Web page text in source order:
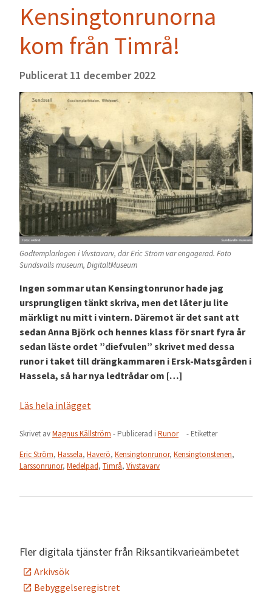
Kensingtonrunorna
kom från Timrå!
Publicerat 11 december 2022
Godtemplarlogen i Vivstavarv, där Eric Ström var engagerad. Foto
Sundsvalls museum, DigitaltMuseum
Ingen sommar utan Kensingtonrunor hade jag
ursprungligen tänkt skriva, men det låter ju lite
märkligt nu mitt i vintern. Däremot är det sant att
sedan Anna Björk och hennes klass för snart fyra år
sedan läste ordet ”diefvulen” skrivet med dessa
runor i taket till drängkammaren i Ersk-Matsgården i
Hassela, så har nya ledtrådar om […]
Läs hela inlägget
Skrivet avMagnus Källström - Publicerad i Runor
- Etiketter
Eric Ström, Hassela, Haverö, Kensingtonrunor, Kensingtonstenen,
Larssonrunor, Medelpad, Timrå, Vivstavarv
Fler digitala tjänster från Riksantikvarieämbetet
Arkivsök
Bebyggelseregistret